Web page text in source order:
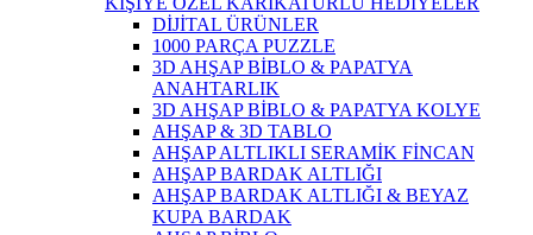
DİJİTAL ÜRÜNLER
1000 PARÇA PUZZLE
3D AHŞAP BİBLO & PAPATYA
ANAHTARLIK
3D AHŞAP BİBLO & PAPATYA KOLYE
AHŞAP & 3D TABLO
AHŞAP ALTLIKLI SERAMİK FİNCAN
AHŞAP BARDAK ALTLIĞI
AHŞAP BARDAK ALTLIĞI & BEYAZ
KUPA BARDAK